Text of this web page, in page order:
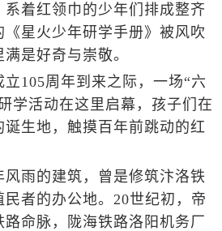
着红领巾的少年们排成整齐
星火少年研学手册》被风吹
是好奇与崇敬。
周年到来之际，一场“六
学活动在这里启幕，孩子们在
生地，触摸百年前跳动的红
雨的建筑，曾是修筑汴洛铁
者的办公地。20世纪初，帝
路命脉，陇海铁路洛阳机务厂